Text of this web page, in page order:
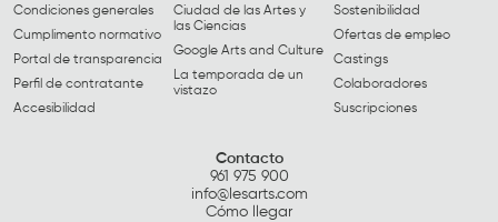
Condiciones generales
Cumplimento normativo
Portal de transparencia
Perfil de contratante
Accesibilidad
Ciudad de las Artes y
las Ciencias
Google Arts and Culture
La temporada de un
vistazo
Sostenibilidad
Ofertas de empleo
Castings
Colaboradores
Suscripciones
Contacto
961 975 900
info@lesarts.com
Cómo llegar